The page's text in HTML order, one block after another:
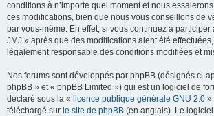
conditions à n’importe quel moment et nous
ces modifications, bien que nous vous conseillons de
par vous-même. En effet, si vous continuez à participer
JMJ » après que des modifications aient été
légalement responsable des conditions modifiées et
Nos forums sont développés par phpBB (désignés ci-
phpBB » et « phpBB Limited ») qui est un logiciel de
déclaré sous la « licence publique générale GNU 2.0 »
téléchargé sur le site de phpBB (en anglais). Le